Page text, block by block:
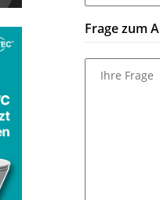
Frage zum
Ihre Frage